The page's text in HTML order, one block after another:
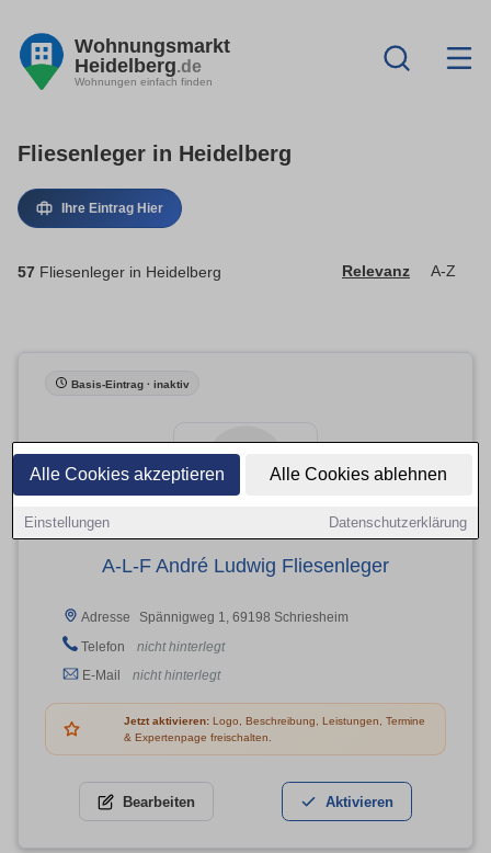
Alle Cookies akzeptieren Alle Cookies ablehnen
Einstellungen Datenschutzerklärung
Wohnungsmarkt
Heidelberg.de
Wohnungen einfach finden
Fliesenleger in Heidelberg
Ihre Eintrag Hier
57 Fliesenleger in Heidelberg Relevanz A-Z
Basis-Eintrag · inaktiv
A-L-F André Ludwig Fliesenleger
Adresse
Spännigweg 1, 69198 Schriesheim
Telefon
nicht hinterlegt
E-Mail
nicht hinterlegt
Jetzt aktivieren: Logo, Beschreibung, Leistungen, Termine
& Expertenpage freischalten.
Bearbeiten Aktivieren